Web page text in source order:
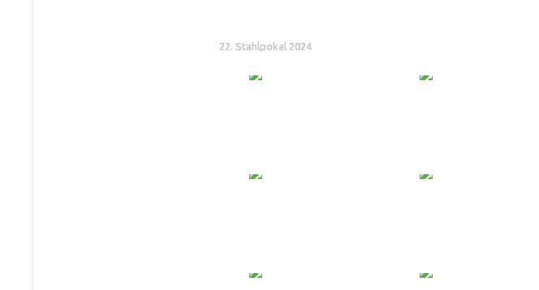
22. Stahlpokal 2024